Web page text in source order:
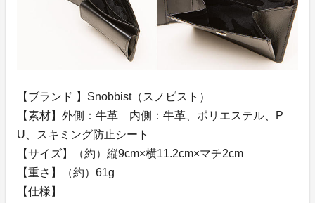
【ブランド 】Snobbist（スノビスト）
【素材】外側：牛革 内側：牛革、ポリエステル、P
U、スキミング防止シート
【サイズ】（約）縦9cm×横11.2cm×マチ2cm
【重さ】（約）61g
【仕様】